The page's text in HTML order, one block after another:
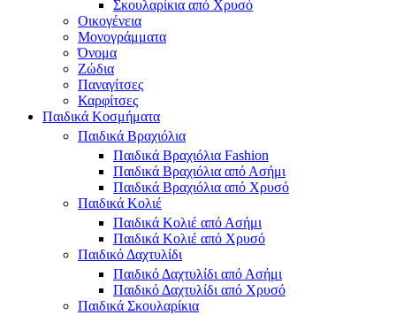
Σκουλαρίκια από Χρυσό
Οικογένεια
Μονογράμματα
Όνομα
Ζώδια
Παναγίτσες
Καρφίτσες
Παιδικά Κοσμήματα
Παιδικά Βραχιόλια
Παιδικά Βραχιόλια Fashion
Παιδικά Βραχιόλια από Ασήμι
Παιδικά Βραχιόλια από Χρυσό
Παιδικά Κολιέ
Παιδικά Κολιέ από Ασήμι
Παιδικά Κολιέ από Χρυσό
Παιδικό Δαχτυλίδι
Παιδικό Δαχτυλίδι από Ασήμι
Παιδικό Δαχτυλίδι από Χρυσό
Παιδικά Σκουλαρίκια